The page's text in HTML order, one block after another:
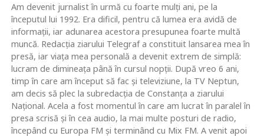
Am devenit jurnalist în urmă cu foarte mulţi ani, pe la
începutul lui 1992. Era dificil, pentru că lumea era avidă de
informaţii, iar adunarea acestora presupunea foarte multă
muncă. Redacţia ziarului Telegraf a constituit lansarea mea în
presă, iar viaţa mea personală a devenit extrem de simplă:
lucram de dimineaţa până în cursul nopţii. După vreo 6 ani,
timp în care am început să fac şi televiziune, la TV Neptun,
am decis să plec la subredacţia de Constanţa a ziarului
Naţional. Acela a fost momentul în care am lucrat în paralel în
presa scrisă şi în cea audio, la mai multe posturi de radio,
începând cu Europa FM şi terminând cu Mix FM. A venit apoi